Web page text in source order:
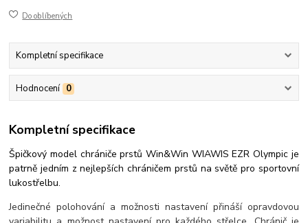
Do oblíbených
Kompletní specifikace
Hodnocení 0
Kompletní specifikace
Špičkový model chrániče prstů Win&Win WIAWIS EZR Olympic je
patrně jedním z nejlepších chráničem prstů na světě pro sportovní
lukostřelbu.
Jedinečné polohování a možnosti nastavení přináší opravdovou